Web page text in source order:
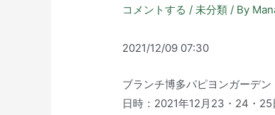
コメントする /未分類 / By
2021/12/09 07:30
ブランチ博多パピヨンガーデ
日時：2021年12月23・24・25